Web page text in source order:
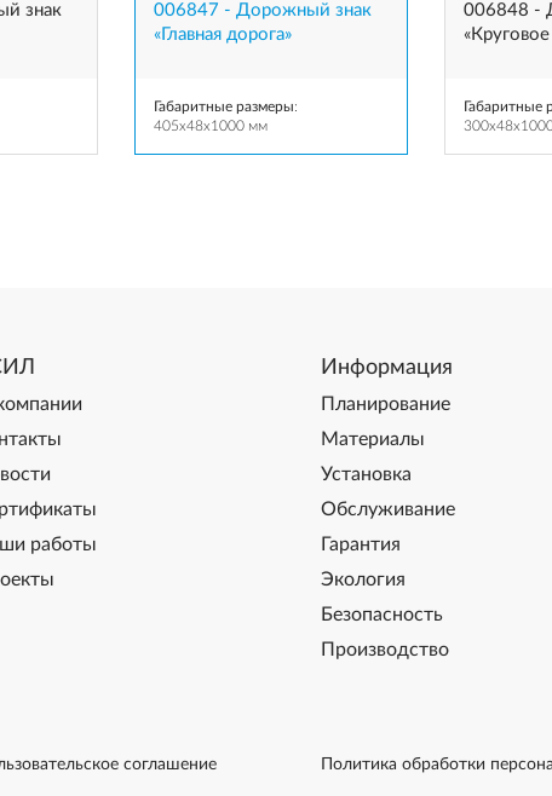
знак
006847 - Дорожный знак
«Главная дорога»
Габаритные размеры:
405x48x1000 мм
006848 -
Габаритные
работы
Информация
Планирование
Материалы
Установка
Обслуживание
Гарантия
Экология
Безопасность
Производство
соглашение Политика обработки